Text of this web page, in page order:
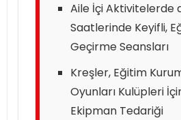
Aile İçi Aktivitelerde
Saatlerinde Keyifli,
Geçirme Seansları
Kreşler, Eğitim
Oyunları Kulüpleri
Ekipman Tedariği